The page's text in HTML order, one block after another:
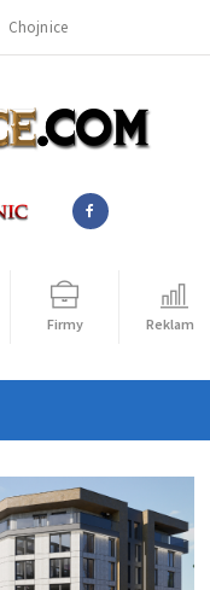
Chojnice
Firmy Reklama